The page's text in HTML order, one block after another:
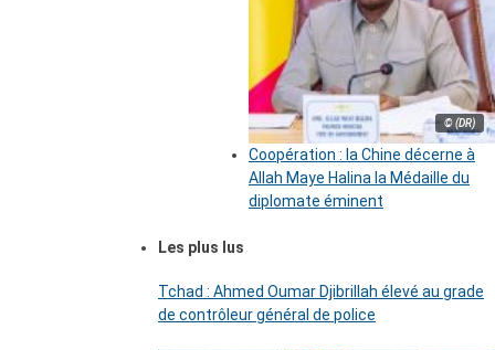
© (DR)
Coopération : la Chine décerne à
Allah Maye Halina la Médaille du
diplomate éminent
Les plus lus
Tchad : Ahmed Oumar Djibrillah élevé au grade
de contrôleur général de police